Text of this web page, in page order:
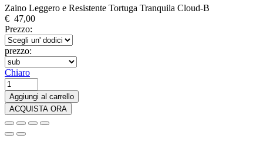
Zaino Leggero e Resistente Tortuga Tranquila Cloud-B
€ 47,00
Prezzo:
prezzo:
Chiaro
Zaino
Leggero
e
Resistente
Tortuga
Tranquila
Aggiungi al carrello
ACQUISTA ORA